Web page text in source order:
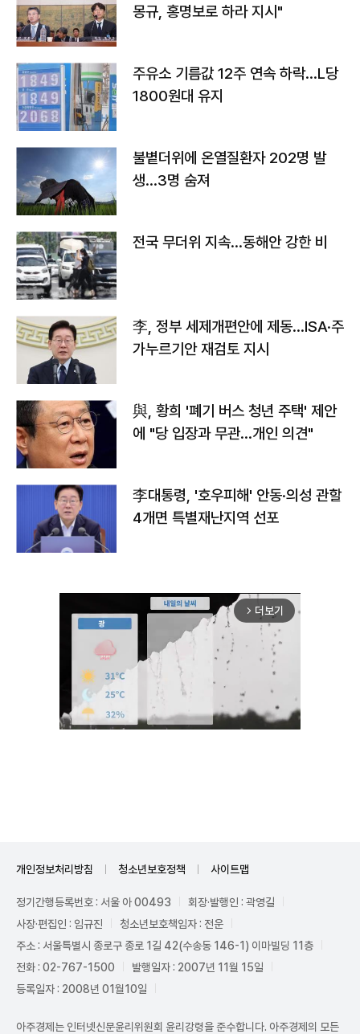
몽규, 홍명보로 하라 지시"
주유소 기름값 12주 연속 하락…L당
1800원대 유지
불볕더위에 온열질환자 202명 발
생…3명 숨져
전국 무더위 지속…동해안 강한 비
李, 정부 세제개편안에 제동…ISA·주
가누르기안 재검토 지시
與, 황희 '폐기 버스 청년 주택' 제안
에 "당 입장과 무관…개인 의견"
李대통령, '호우피해' 안동·의성 관할
4개면 특별재난지역 선포
arrow_forward_ios 더보기
개인정보처리방침 청소년보호정책 사이트맵
정기간행등록번호 : 서울 아 00493
회장·발행인 : 곽영길
사장·편집인 : 임규진
청소년보호책임자 : 전운
주소 : 서울특별시 종로구 종로 1길 42(수송동 146-1) 이마빌딩 11층
전화 : 02-767-1500
발행일자 : 2007년 11월 15일
등록일자 : 2008년 01월10일
아주경제는 인터넷신문윤리위원회 윤리강령을 준수합니다. 아주경제의 모든